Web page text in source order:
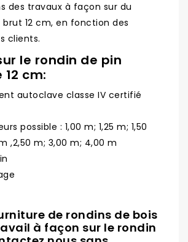
des travaux à façon sur du
12 cm, en fonction des
clients.
le rondin de pin
cm:
autoclave classe IV certifié
possible : 1,00 m; 1,25 m; 1,50
,2,50 m; 3,00 m; 4,00 m
de rondins de bois
à façon sur le rondin